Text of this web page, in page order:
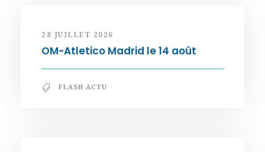
28 JUILLET 2026
OM-Atletico Madrid le 14 août
FLASH ACTU